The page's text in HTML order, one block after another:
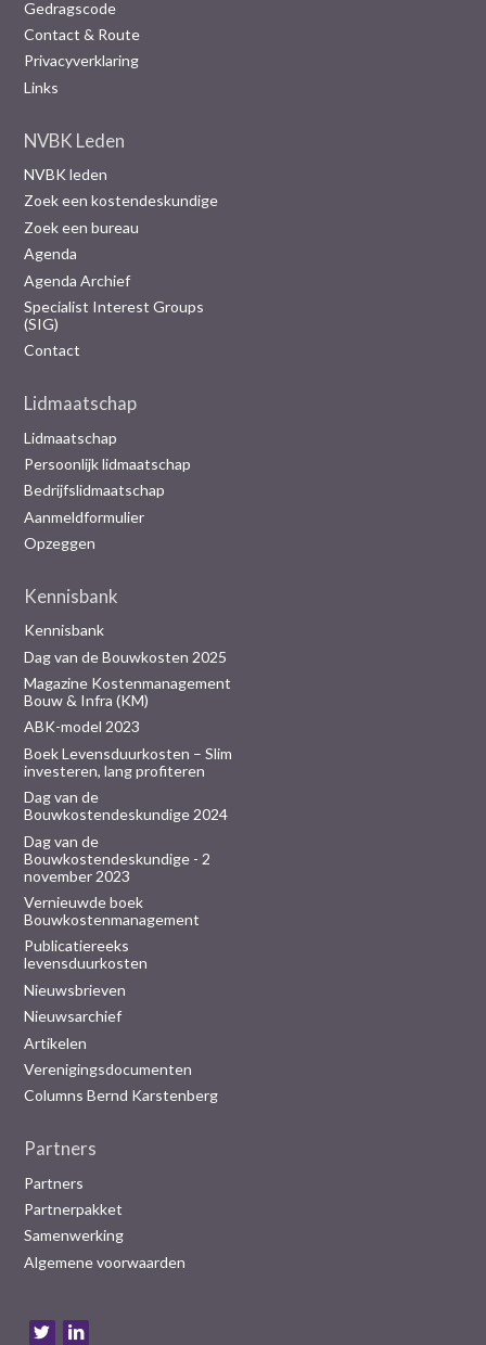
Gedragscode
Contact & Route
Privacyverklaring
Links
NVBK Leden
NVBK leden
Zoek een kostendeskundige
Zoek een bureau
Agenda
Agenda Archief
Specialist Interest Groups
(SIG)
Contact
Lidmaatschap
Lidmaatschap
Persoonlijk lidmaatschap
Bedrijfslidmaatschap
Aanmeldformulier
Opzeggen
Kennisbank
Kennisbank
Dag van de Bouwkosten 2025
Magazine Kostenmanagement
Bouw & Infra (KM)
ABK-model 2023
Boek Levensduurkosten – Slim
investeren, lang profiteren
Dag van de
Bouwkostendeskundige 2024
Dag van de
Bouwkostendeskundige - 2
november 2023
Vernieuwde boek
Bouwkostenmanagement
Publicatiereeks
levensduurkosten
Nieuwsbrieven
Nieuwsarchief
Artikelen
Verenigingsdocumenten
Columns Bernd Karstenberg
Partners
Partners
Partnerpakket
Samenwerking
Algemene voorwaarden
B